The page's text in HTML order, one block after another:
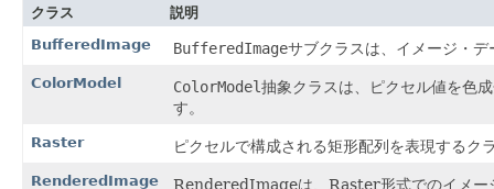
クラス
説明
BufferedImage
BufferedImageサブクラスは、イメージ・
ColorModel ColorModel抽象クラスは、ピクセル値を色
す。
Raster ピクセルで構成される矩形配列を表現するク
RenderedImage RenderedImageは、Raster形式でのイメー